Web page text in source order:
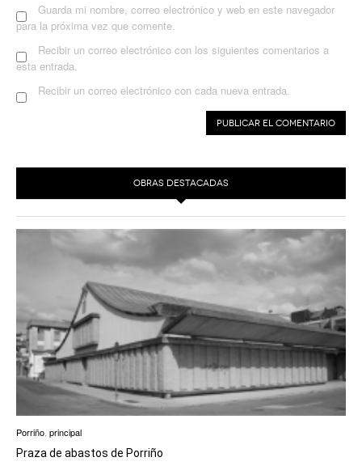
Guarda mi nombre, correo electrónico y web en este navegador
para la próxima vez que comente.
Recibir un correo electrónico con los siguientes comentarios a
esta entrada.
Recibir un correo electrónico con cada nueva entrada.
OBRAS DESTACADAS
Porriño principal
Praza de abastos de Porriño